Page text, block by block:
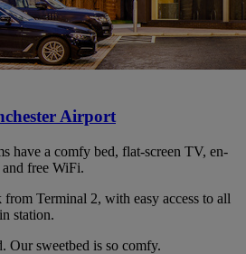
Airport
have a comfy bed, flat-screen TV, en-
free WiFi.
Terminal 2, with easy access to all
station.
Our sweetbed is so comfy.